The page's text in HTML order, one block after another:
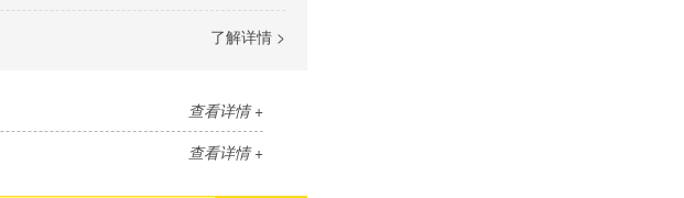
了解详情 >
查看详情 +
查看详情 +